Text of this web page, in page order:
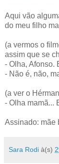
Aqui vão
do meu filho
(a vermos o
assim que se
- Olha, Afonso.
- Não é, não,
(a ver o
- Olha mamã...
Assinado: mãe
Sara Rodi à(s)